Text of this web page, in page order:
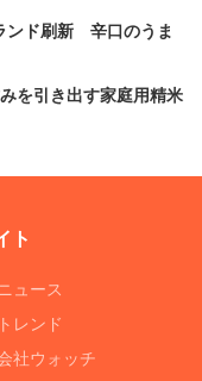
ンド刷新 辛口のうま
を引き出す家庭用精米
ト
ュース
レンド
社ウォッチ